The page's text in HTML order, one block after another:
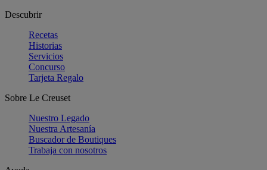
Descubrir
Recetas
Historias
Servicios
Concurso
Tarjeta Regalo
Sobre Le Creuset
Nuestro Legado
Nuestra Artesanía
Buscador de Boutiques
Trabaja con nosotros